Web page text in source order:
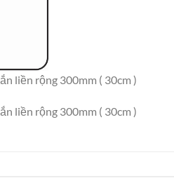
liền rộng 300mm ( 30cm )
liền rộng 300mm ( 30cm )